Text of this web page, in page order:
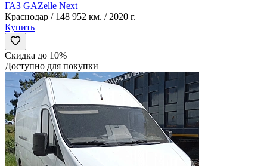
ГАЗ GAZelle Next
Краснодар / 148 952 км. / 2020 г.
Купить
Скидка до 10%
Доступно для покупки